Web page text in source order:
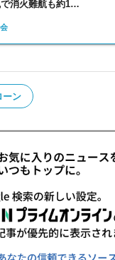
で消火難航も約1…
ーン